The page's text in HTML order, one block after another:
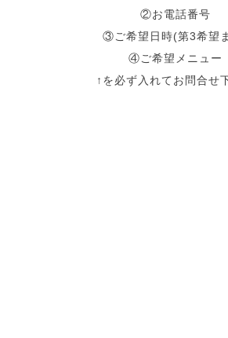
②お電話番号
③ご希望日時(第3希望
④ご希望メニュー
↑を必ず入れてお問合せ